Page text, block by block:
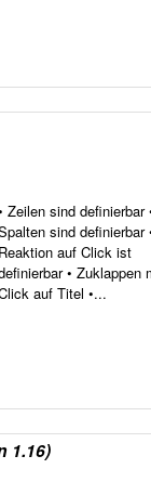
Zeilen sind definierbar
sind definierbar
Reaktion auf Click ist
• Zuklappen
auf Titel •...
1.16)